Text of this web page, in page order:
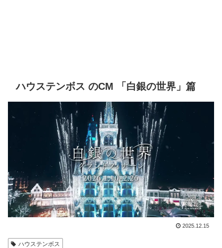
ハウステンボス のCM 「白銀の世界」篇
2025.12.15
ハウステンボス